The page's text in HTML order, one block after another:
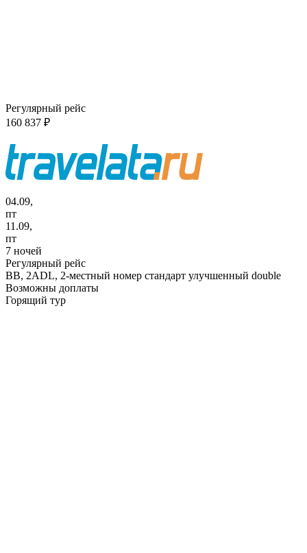
Регулярный рейс
160 837 ₽
04.09,
пт
11.09,
пт
7 ночей
Регулярный рейс
BB, 2ADL, 2-местный номер стандарт улучшенный double
Возможны доплаты
Горящий тур